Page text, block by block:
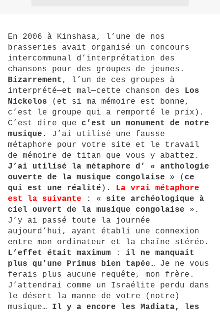
En 2006 à Kinshasa, l’une de nos
brasseries avait organisé un concours
intercommunal d’interprétation des
chansons pour des groupes de jeunes.
Bizarrement , l’un de ces groupes à
interprété—et mal—cette chanson des Los
Nickelos (et si ma mémoire est bonne,
c’est le groupe qui a remporté le prix).
C’est dire que c’est un monument de notre
musique . J’ai utilisé une fausse
métaphore pour votre site et le travail
de mémoire de titan que vous y abattez.
J’ai utilisé la métaphore d’ «
anthologie
ouverte de la musique congolaise » ( ce
qui est une
réalité ). La vrai métaphore
est la suivante : « site
archéologique à
ciel ouvert de la musique congolaise ».
J’y ai passé toute la journée
aujourd’hui, ayant établi une connexion
entre mon ordinateur et la chaîne stéréo.
L’effet était maximum : il ne manquait
plus qu’une Primus bien tapée… Je ne vous
ferais plus aucune requête, mon frère.
J’attendrai comme un Israélite perdu dans
le désert la manne de votre (notre)
musique… Il y a encore les Madiata, les